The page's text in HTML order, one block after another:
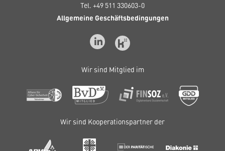
Tel. +49 511 330603-0
Allgemeine Geschäftsbedingungen
Wir sind Mitglied im
Wir sind Kooperationspartner der